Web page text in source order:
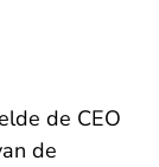
de CEO
de